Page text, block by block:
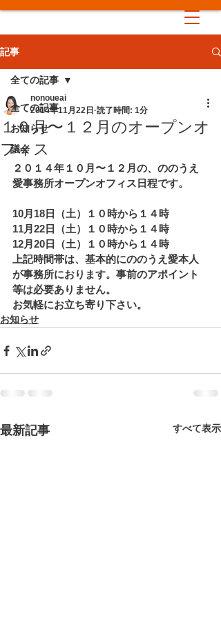
記事
全ての記事
お知らせ
議会
全ての記事
１０月〜１２月のオープンオ
フィス
nonoueai
2014年11月22日 読了時間: 1分
２０１４年１０月〜１２月の、ののうえ
愛事務所オープンオフィス日程です。
10月18日（土）１０時から１４時
11月22日（土）１０時から１４時
12月20日（土）１０時から１４時
上記時間帯は、基本的にののうえ愛本人
が事務所におります。事前のアポイント
等は必要ありません。
お気軽にお立ち寄り下さい。
お知らせ
最新記事 すべて表示